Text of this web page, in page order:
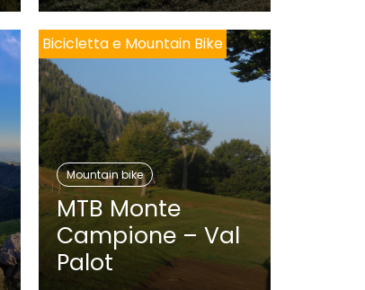
Bicicletta e Mountain Bike
Mountain bike
MTB Monte
Campione – Val
Palot